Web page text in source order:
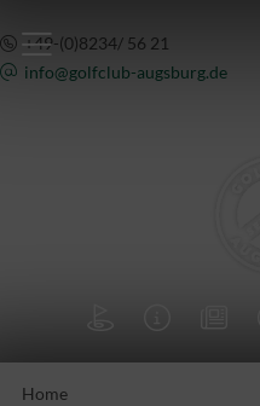
+49-(0)8234/ 56 21
info@golfclub-augsburg.de
Home